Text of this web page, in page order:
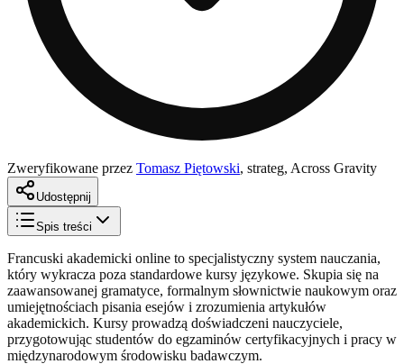
Zweryfikowane przez Tomasz Piętowski, strateg, Across Gravity
Udostępnij
Spis treści
Francuski akademicki online to specjalistyczny system nauczania,
który wykracza poza standardowe kursy językowe. Skupia się na
zaawansowanej gramatyce, formalnym słownictwie naukowym oraz
umiejętnościach pisania esejów i zrozumienia artykułów
akademickich. Kursy prowadzą doświadczeni nauczyciele,
przygotowując studentów do egzaminów certyfikacyjnych i pracy w
międzynarodowym środowisku badawczym.